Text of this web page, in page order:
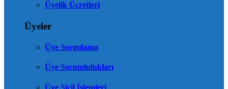
Üyelik Ücretleri
Üyeler
Üye Sorgulama
Üye Sorumlulukları
Üye Sicil İşlemleri